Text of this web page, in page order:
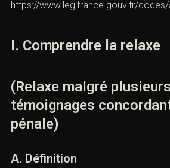
subsiste.
Lien utile :
I. Comprendre la relaxe
témoignages